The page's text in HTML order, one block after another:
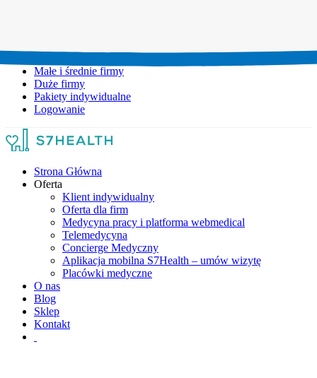
Małe i średnie firmy
Duże firmy
Pakiety indywidualne
Logowanie
Strona Główna
Oferta
Klient indywidualny
Oferta dla firm
Medycyna pracy i platforma webmedical
Telemedycyna
Concierge Medyczny
Aplikacja mobilna S7Health – umów wizytę
Placówki medyczne
O nas
Blog
Sklep
Kontakt